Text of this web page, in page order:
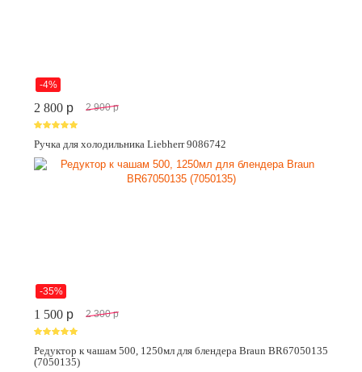
-4%
2 800 p 2 900 p
Ручка для холодильника Liebherr 9086742
-35%
1 500 p 2 300 p
Редуктор к чашам 500, 1250мл для блендера Braun BR67050135
(7050135)